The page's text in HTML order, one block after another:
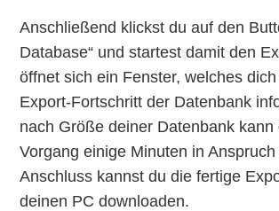
Anschließend klickst du auf den
Database“ und startest damit den
öffnet sich ein Fenster, welches
Export-Fortschritt der Datenbank
nach Größe deiner Datenbank kann
Vorgang einige Minuten in
Anschluss kannst du die fertige
deinen PC downloaden.